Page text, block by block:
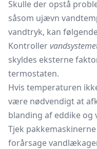
Skulle der opstå
såsom ujævn
vandtryk, kan
Kontroller
skyldes eksterne
termostaten.
Hvis temperaturen
være nødvendigt at
blanding af eddike og
Tjek
forårsage